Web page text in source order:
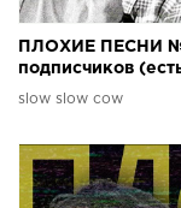
ПЛОХИЕ ПЕСНИ
подписчиков
slow slow cow